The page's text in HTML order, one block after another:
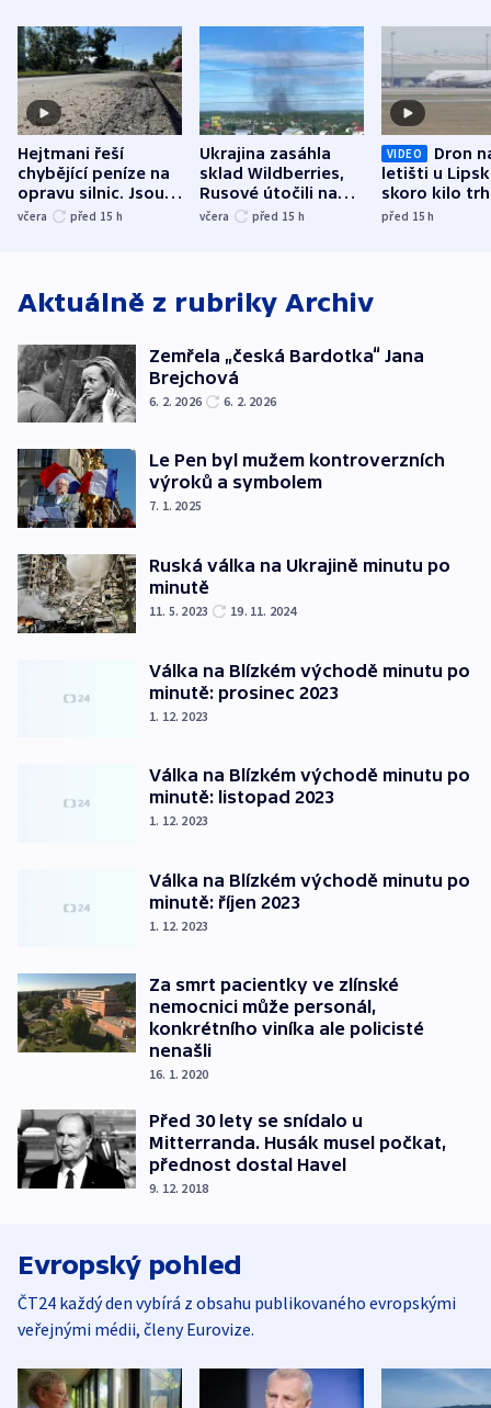
Hejtmani řeší
chybějící peníze na
opravu silnic. Jsou
nenárokové, namítá
včera před 15 h
Ukrajina zasáhla
sklad Wildberries,
Rusové útočili na
trh, hasiče či
včera před 15 h
VIDEO
Dron
letišti u
skoro kilo
indicie
před 15h
Aktuálně z rubriky Archiv
Zemřela „česká Bardotka“ Jana
Brejchová
6. 2. 2026 6. 2. 2026
Le Pen byl mužem kontroverzních
výroků a symbolem
7. 1. 2025
Ruská válka na Ukrajině minutu po
minutě
11. 5. 2023 19. 11. 2024
Válka na Blízkém východě minutu po
minutě: prosinec 2023
1. 12. 2023
Válka na Blízkém východě minutu po
minutě: listopad 2023
1. 12. 2023
Válka na Blízkém východě minutu po
minutě: říjen 2023
1. 12. 2023
Za smrt pacientky ve zlínské
nemocnici může personál,
konkrétního viníka ale policisté
nenašli
16. 1. 2020
Před 30 lety se snídalo u
Mitterranda. Husák musel počkat,
přednost dostal Havel
9. 12. 2018
Evropský pohled
ČT24 každý den vybírá z obsahu publikovaného evropskými
veřejnými médii, členy Eurovize.